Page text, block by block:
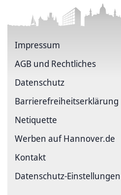
Impressum
AGB und Rechtliches
Datenschutz
Barriere­freiheits­erklärung
Netiquette
Werben auf Hannover.de
Kontakt
Datenschutz-Einstellungen